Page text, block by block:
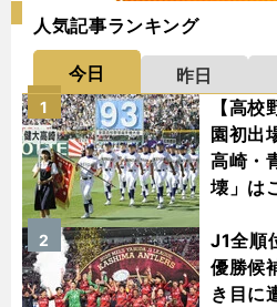
人気記事ランキング
今日 昨日
【高
園初出
高崎・
壊」は
1
J1全順
優勝候
き目に
2